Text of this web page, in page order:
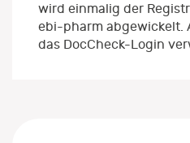
wird einmalig der
ebi-pharm abgewickelt.
das DocCheck-Login